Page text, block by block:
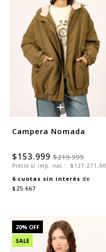
+
Campera Nomada
$153.999 $219.999
Precio s/ imp. nac.: $127.271,90
6 cuotas sin interés de
$25.667
20% OFF
SALE